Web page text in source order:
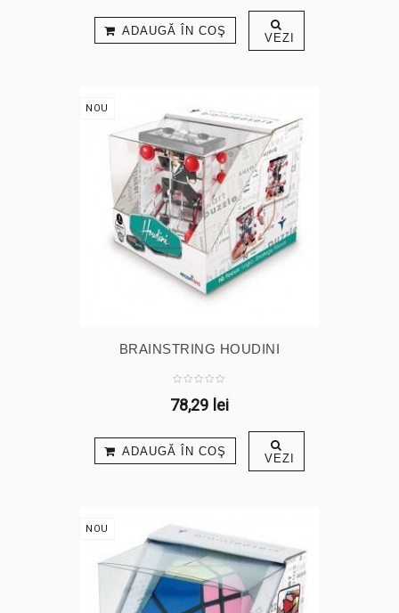
ADAUGĂ ÎN COŞ VEZI
NOU
BRAINSTRING HOUDINI
78,29 lei
ADAUGĂ ÎN COŞ VEZI
NOU